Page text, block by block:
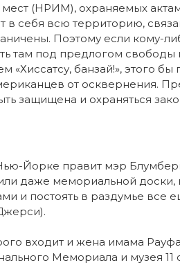
(НРИМ), охраняемых
себя всю территорию,
Поэтому если кому-
там под предлогом свободы
банзай!», этого бы
от осквернения.
защищена и охраняться
Йорке правит мэр
даже мемориальной
и постоять в раздумье все
входит и жена имама
Мемориала и музея 11